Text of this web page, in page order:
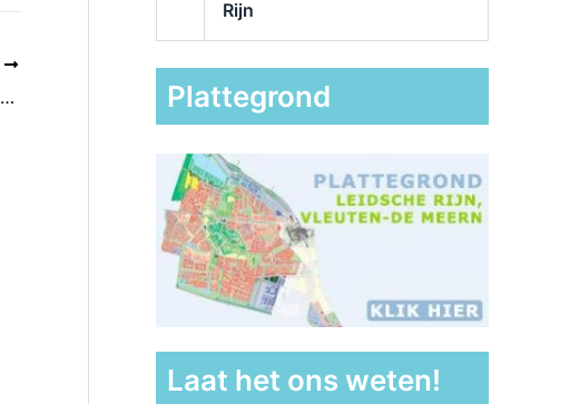
Het weerbericht voor woensdag 17 juli: Perioden met zon.
Rijn
Plattegrond
Laat het ons weten!